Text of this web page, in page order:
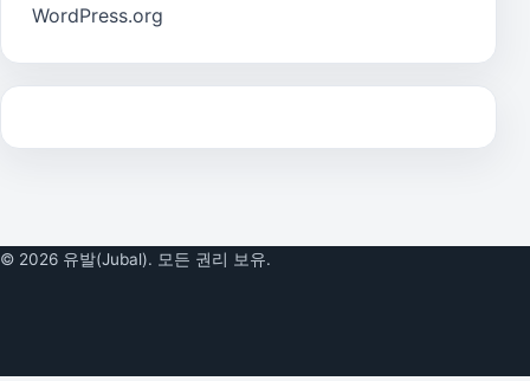
WordPress.org
© 2026 유발(Jubal). 모든 권리 보유.